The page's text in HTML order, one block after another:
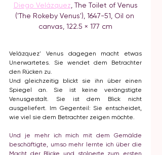
Diego Velázquez The Toilet of Venus
('The Rokeby Venus'), 1647-51, Oil on
canvas, 122.5 × 177 cm
Velázquez' Venus dagegen macht etwas
Unerwartetes. Sie wendet dem Betrachter
den Rücken zu.
Und gleichzeitig blickt sie ihn über einen
Spiegel an. Sie ist keine verängstigte
Venusgestalt. Sie ist dem Blick nicht
ausgeliefert. Im Gegenteil: Sie entscheidet,
wie viel sie dem Betrachter zeigen möchte.
Und je mehr ich mich mit dem Gemälde
beschäftigte, umso mehr lernte ich über die
Macht der Blicke und stolperte zum ersten